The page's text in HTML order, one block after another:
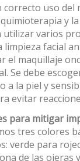
correcto uso del
y
utilizar varios
limpieza facial
el maquillaje
Se debe
a la piel y
evitar
para mitigar
tres colores
verde para
de las ojeras